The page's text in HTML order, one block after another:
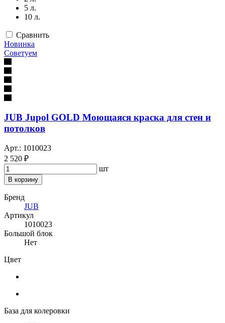
5 л.
10 л.
Сравнить
Новинка
Советуем
JUB Jupol GOLD Моющаяся краска для стен и
потолков
Арт.: 1010023
2 520 ₽
шт
В корзину
Бренд
JUB
Артикул
1010023
Большой блок
Нет
Цвет
База для колеровки